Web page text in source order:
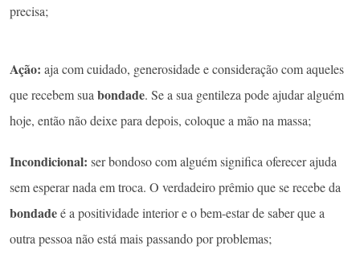
precisa;
Ação: aja com cuidado, generosidade e consideração com aqueles
que recebem sua bondade. Se a sua gentileza pode ajudar alguém
hoje, então não deixe para depois, coloque a mão na massa;
Incondicional: ser bondoso com alguém significa oferecer ajuda
sem esperar nada em troca. O verdadeiro prêmio que se recebe da
bondadeé a positividade interior e o bem-estar de saber que a
outra pessoa não está mais passando por problemas;